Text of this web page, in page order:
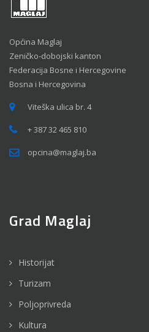
Općina Maglaj
Zeničko-dobojski kanton
Federacija Bosne i Hercegovine
Bosna i Hercegovina
Viteška ulica br. 4
+ 387 32 465 810
opcina@maglaj.ba
Grad Maglaj
Historijat
Turizam
Poljoprivreda
Kultura